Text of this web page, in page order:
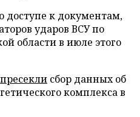
доступе к документам,
ударов ВСУ по
области в июле этого
пресекли сбор данных об
комплекса в